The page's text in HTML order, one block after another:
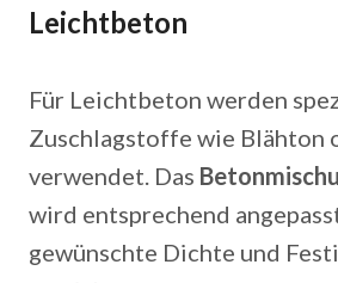
Leichtbeton
Für Leichtbeton werden
Zuschlagstoffe wie Blähton
verwendet. Das
wird entsprechend
gewünschte Dichte und